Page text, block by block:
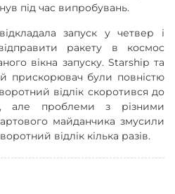
під час випробувань.
запуск у четвер і
ракету в космос
вікна запуску. Starship та
прискорювач були повністю
відлік скоротився до
але проблеми з різними
майданчика змусили
відлік кілька разів.